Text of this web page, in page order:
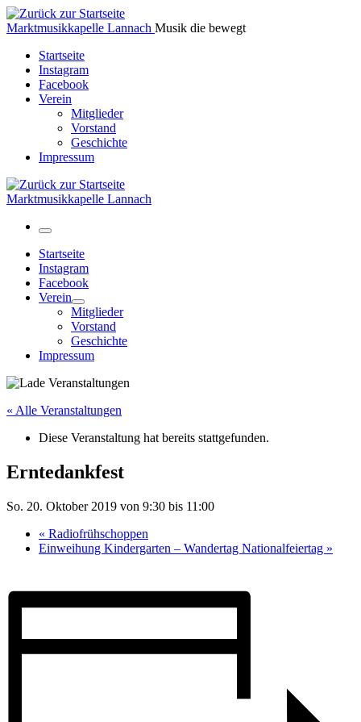
Zum
Inhalt
Marktmusikkapelle Lannach Musik die bewegt
Startseite
Instagram
Facebook
Verein
Mitglieder
Vorstand
Geschichte
Impressum
Marktmusikkapelle Lannach
Menü
Startseite
Instagram
Facebook
Verein
Mitglieder
Vorstand
Geschichte
Impressum
« Alle Veranstaltungen
Diese Veranstaltung hat bereits stattgefunden.
Erntedankfest
So. 20. Oktober 2019 von 9:30 bis 11:00
« Radiofrühschoppen
Einweihung Kindergarten – Wandertag Nationalfeiertag »